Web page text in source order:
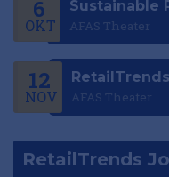
6
OKT
Sustainable
AFAS Theater
12
NOV AFAS Theater
RetailTrends